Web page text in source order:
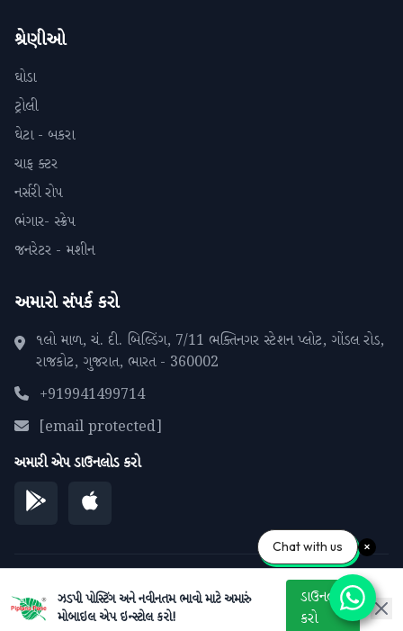
શ્રેણીઓ
ઘોડા
ટ્રોલી
ઘેટા - બકરા
ચાફ ક્ટર
નર્સરી રોપ
ભંગાર- સ્ક્રેપ
જનરેટર - મશીન
અમારો સંપર્ક કરો
૧લો માળ, ચં. દી. બિલ્ડિંગ, 7/11 ભક્તિનગર સ્ટેશન પ્લોટ, ગોંડલ રોડ,
રાજકોટ, ગુજરાત, ભારત - 360002
+919941499714
[email protected]
અમારી એપ ડાઉનલોડ કરો
© 2026 પીપળાના પાને. બધા અધિકારો સુરક્ષિત.
ગોપનીયતા નીતિ
ઝડપી પોસ્ટિંગ અને નવીનતમ ભાવો માટે અમારું
મોબાઇલ એપ ઇન્સ્ટોલ કરો!
ડાઉનલોડ
કરો
Chat with us